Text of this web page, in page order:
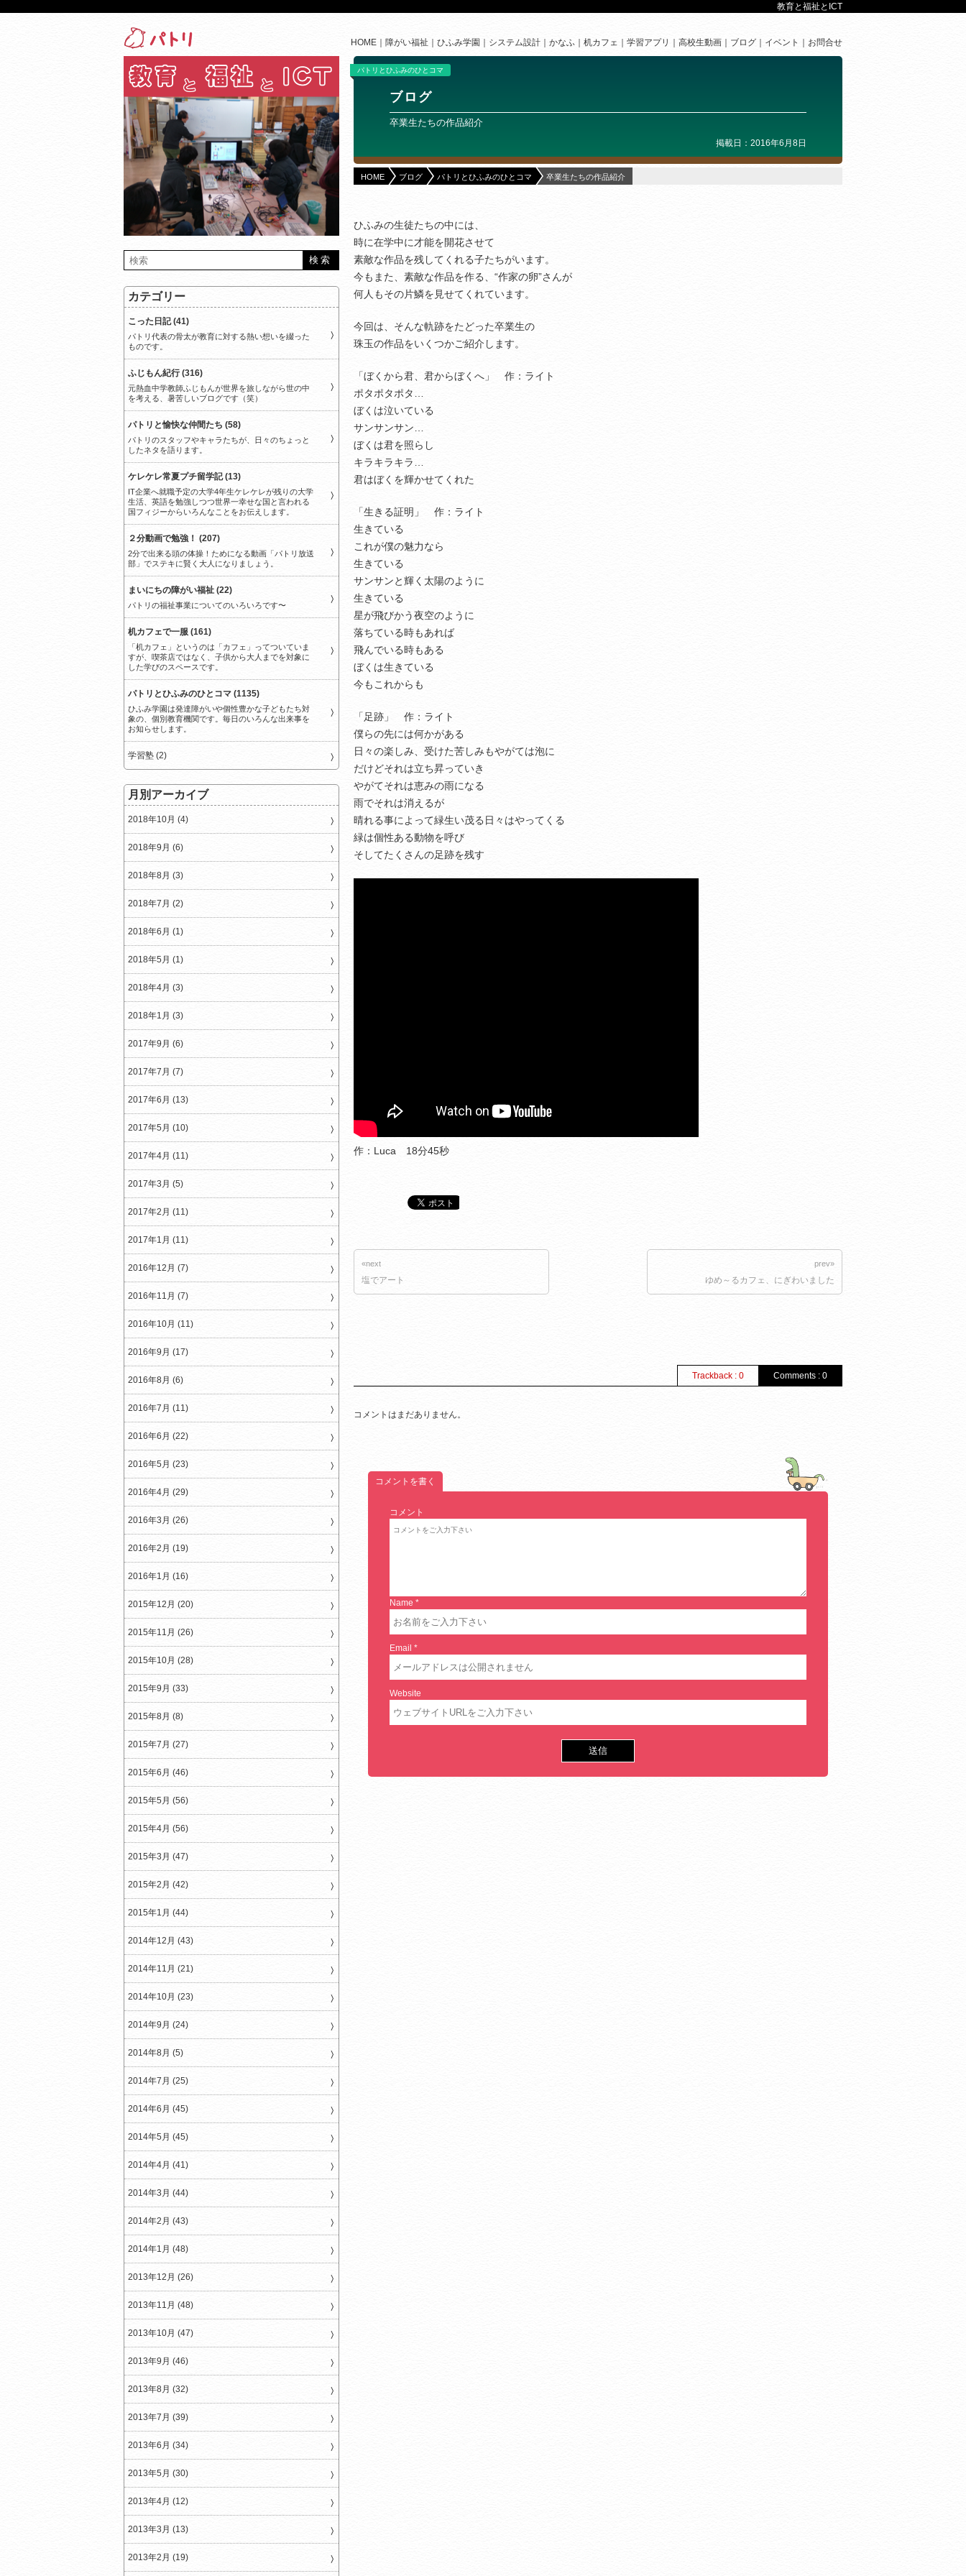
教育と福祉とICT
HOME 障がい福祉 ひふみ学園 システム設計 かなふ 机カフェ 学習アプリ 高校生動画 ブログ イベント お問合せ
パトリとひふみのひとコマ
ブログ
卒業生たちの作品紹介
掲載日：2016年6月8日
HOME ブログ パトリとひふみのひとコマ 卒業生たちの作品紹介
ひふみの生徒たちの中には、
時に在学中に才能を開花させて
素敵な作品を残してくれる子たちがいます。
今もまた、素敵な作品を作る、“作家の卵”さんが
何人もその片鱗を見せてくれています。
今回は、そんな軌跡をたどった卒業生の
珠玉の作品をいくつかご紹介します。
「ぼくから君、君からぼくへ」
作：ライト
ポタポタポタ…
ぼくは泣いている
サンサンサン…
ぼくは君を照らし
キラキラキラ…
君はぼくを輝かせてくれた
「生きる証明」
作：ライト
生きている
これが僕の魅力なら
生きている
サンサンと輝く太陽のように
生きている
星が飛びかう夜空のように
落ちている時もあれば
飛んでいる時もある
ぼくは生きている
今もこれからも
「足跡」
作：ライト
僕らの先には何かがある
日々の楽しみ、受けた苦しみもやがては泡に
だけどそれは立ち昇っていき
やがてそれは恵みの雨になる
雨でそれは消えるが
晴れる事によって緑生い茂る日々はやってくる
緑は個性ある動物を呼び
そしてたくさんの足跡を残す
作：Luca 18分45秒
«next
塩でアート
prev»
ゆめ～るカフェ、にぎわいました
Comments : 0
Trackback : 0
コメントはまだありません。
コメントを書く
コメント
Name *
Email *
Website
カテゴリー
こった日記 (41)
パトリ代表の骨太が教育に対する熱い想いを綴った
ものです。
ふじもん紀行 (316)
元熱血中学教師ふじもんが世界を旅しながら世の中
を考える、暑苦しいブログです（笑）
パトリと愉快な仲間たち (58)
パトリのスタッフやキャラたちが、日々のちょっと
したネタを語ります。
ケレケレ常夏プチ留学記 (13)
IT企業へ就職予定の大学4年生ケレケレが残りの大学
生活、英語を勉強しつつ世界一幸せな国と言われる
国フィジーからいろんなことをお伝えします。
２分動画で勉強！ (207)
2分で出来る頭の体操！ためになる動画「パトリ放送
部」でステキに賢く大人になりましょう。
まいにちの障がい福祉 (22)
パトリの福祉事業についてのいろいろです〜
机カフェで一服 (161)
「机カフェ」というのは「カフェ」ってついていま
すが、喫茶店ではなく、子供から大人までを対象に
した学びのスペースです。
パトリとひふみのひとコマ (1135)
ひふみ学園は発達障がいや個性豊かな子どもたち対
象の、個別教育機関です。毎日のいろんな出来事を
お知らせします。
学習塾 (2)
月別アーカイブ
2018年10月 (4)
2018年9月 (6)
2018年8月 (3)
2018年7月 (2)
2018年6月 (1)
2018年5月 (1)
2018年4月 (3)
2018年1月 (3)
2017年9月 (6)
2017年7月 (7)
2017年6月 (13)
2017年5月 (10)
2017年4月 (11)
2017年3月 (5)
2017年2月 (11)
2017年1月 (11)
2016年12月 (7)
2016年11月 (7)
2016年10月 (11)
2016年9月 (17)
2016年8月 (6)
2016年7月 (11)
2016年6月 (22)
2016年5月 (23)
2016年4月 (29)
2016年3月 (26)
2016年2月 (19)
2016年1月 (16)
2015年12月 (20)
2015年11月 (26)
2015年10月 (28)
2015年9月 (33)
2015年8月 (8)
2015年7月 (27)
2015年6月 (46)
2015年5月 (56)
2015年4月 (56)
2015年3月 (47)
2015年2月 (42)
2015年1月 (44)
2014年12月 (43)
2014年11月 (21)
2014年10月 (23)
2014年9月 (24)
2014年8月 (5)
2014年7月 (25)
2014年6月 (45)
2014年5月 (45)
2014年4月 (41)
2014年3月 (44)
2014年2月 (43)
2014年1月 (48)
2013年12月 (26)
2013年11月 (48)
2013年10月 (47)
2013年9月 (46)
2013年8月 (32)
2013年7月 (39)
2013年6月 (34)
2013年5月 (30)
2013年4月 (12)
2013年3月 (13)
2013年2月 (19)